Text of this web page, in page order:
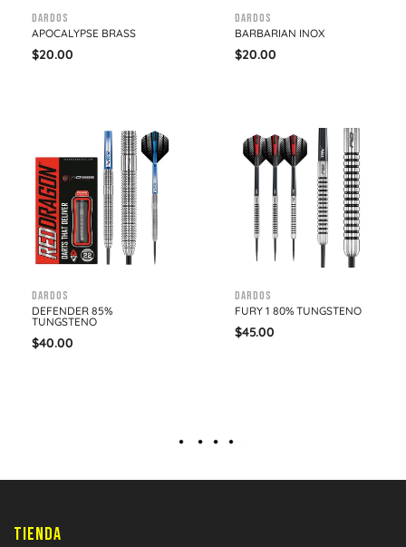
Dardos
APOCALYPSE BRASS
$20.00
Dardos
BARBARIAN INOX
$20.00
Dardos
DEFENDER 85%
TUNGSTENO
$40.00
Dardos
FURY 1 80% TUNGSTENO
$45.00
TIENDA